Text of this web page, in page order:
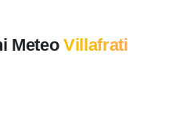
MeteoVillafrati